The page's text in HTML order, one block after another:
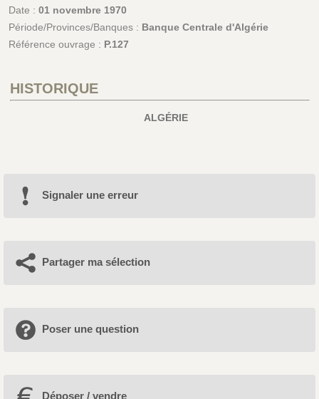
Date : 01 novembre 1970
Période/Provinces/Banques : Banque Centrale d'Algérie
Référence ouvrage : P.127
HISTORIQUE
ALGÉRIE
Signaler une erreur
Partager ma sélection
Poser une question
Déposer / vendre